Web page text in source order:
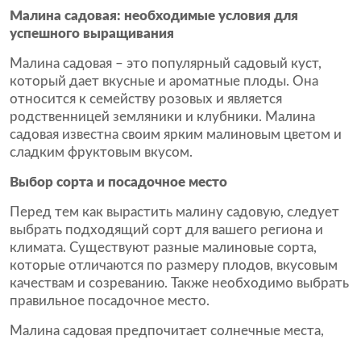
Малина садовая: необходимые условия для
успешного выращивания
Малина садовая – это популярный садовый куст,
который дает вкусные и ароматные плоды. Она
относится к семейству розовых и является
родственницей земляники и клубники. Малина
садовая известна своим ярким малиновым цветом и
сладким фруктовым вкусом.
Выбор сорта и посадочное место
Перед тем как вырастить малину садовую, следует
выбрать подходящий сорт для вашего региона и
климата. Существуют разные малиновые сорта,
которые отличаются по размеру плодов, вкусовым
качествам и созреванию. Также необходимо выбрать
правильное посадочное место.
Малина садовая предпочитает солнечные места,